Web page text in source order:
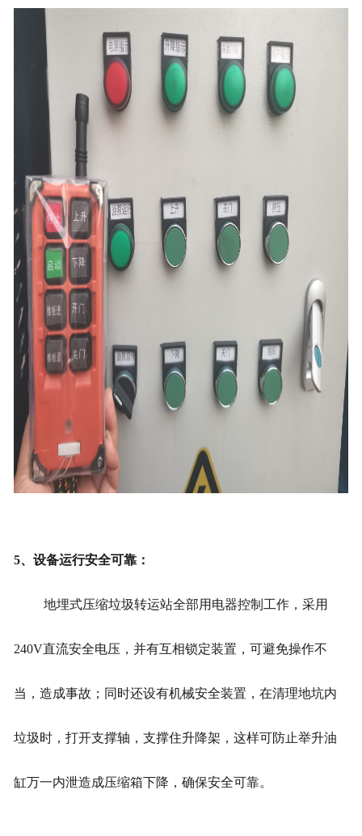
5、设备运行安全可靠：
地埋式压缩垃圾转运站全部用电器控制工作，采用
240V直流安全电压，并有互相锁定装置，可避免操作不
当，造成事故；同时还设有机械安全装置，在清理地坑内
垃圾时，打开支撑轴，支撑住升降架，这样可防止举升油
缸万一内泄造成压缩箱下降，确保安全可靠。